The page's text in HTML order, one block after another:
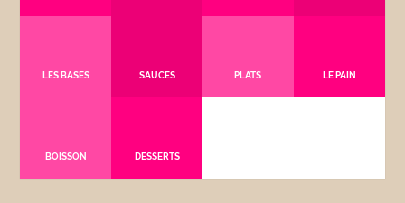
LES BASES SAUCES PLATS LE PAIN
BOISSON DESSERTS